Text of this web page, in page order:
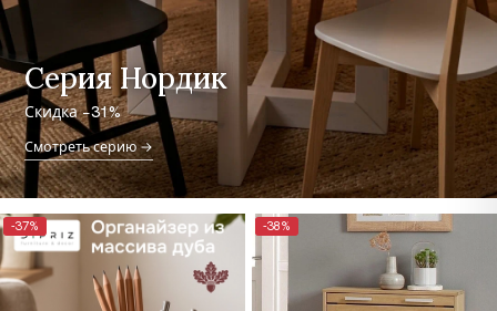
Серия Нордик
Скидка −31%
Смотреть серию →
-37% -38%